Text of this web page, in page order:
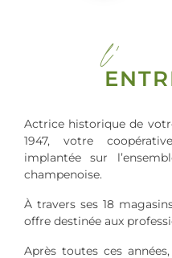
l'
Actrice historique de
1947, votre
implantée sur
champenoise.
À travers ses 18
offre destinée aux
Après toutes ces